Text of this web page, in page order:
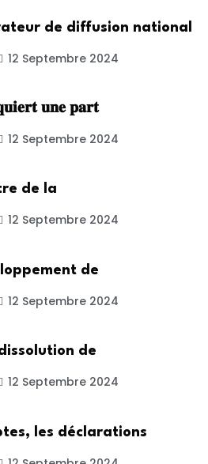
de diffusion national
12 Septembre 2024
𝐮𝐧𝐞 𝐩𝐚𝐫𝐭
12 Septembre 2024
de la
12 Septembre 2024
de
12 Septembre 2024
de
12 Septembre 2024
les déclarations